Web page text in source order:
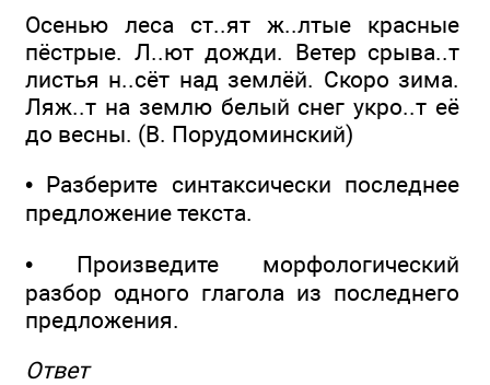
Осенью леса ст..ят ж..лтые красные
пёстрые. Л..ют дожди. Ветер срыва..т
листья н..сёт над землёй. Скоро зима.
Ляж..т на землю белый снег укро..т её
до весны. (В. Порудоминский)
• Разберите синтаксически последнее
предложение текста.
• Произведите морфологический
разбор одного глагола из последнего
предложения.
Ответ